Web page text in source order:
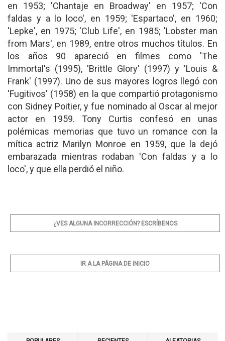
en 1953; 'Chantaje en Broadway' en 1957; 'Con
faldas y a lo loco', en 1959; 'Espartaco', en 1960;
'Lepke', en 1975; 'Club Life', en 1985; 'Lobster man
from Mars', en 1989, entre otros muchos títulos. En
los años 90 apareció en filmes como 'The
Immortal's (1995), 'Brittle Glory' (1997) y 'Louis &
Frank' (1997). Uno de sus mayores logros llegó con
'Fugitivos' (1958) en la que compartió protagonismo
con Sidney Poitier, y fue nominado al Oscar al mejor
actor en 1959. Tony Curtis confesó en unas
polémicas memorias que tuvo un romance con la
mítica actriz Marilyn Monroe en 1959, que la dejó
embarazada mientras rodaban 'Con faldas y a lo
loco', y que ella perdió el niño.
¿VES ALGUNA INCORRECCIÓN? ESCRÍBENOS
IR A LA PÁGINA DE INICIO